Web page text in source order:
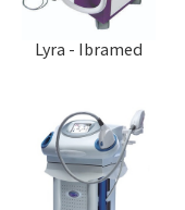
Lyra - Ibramed